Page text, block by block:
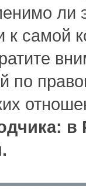
ли
к самой
по
в